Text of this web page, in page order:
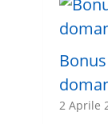
2 Aprile